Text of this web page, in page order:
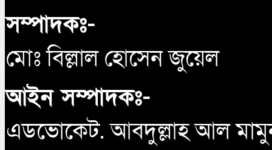
সম্পাদকঃ-
মোঃ বিল্লাল হোসেন জুয়েল
আইন সম্পাদকঃ-
এডভোকেট. আবদুল্লাহ আল